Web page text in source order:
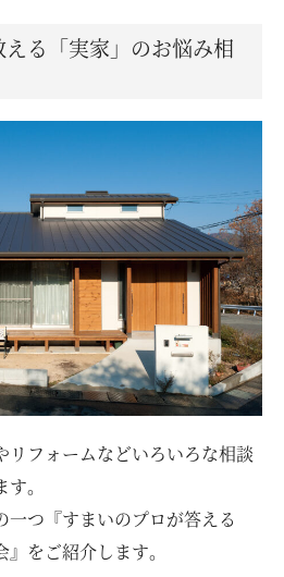
）
る「実家」のお悩み相
リフォームなどいろいろな相談
。
一つ『すまいのプロが答える
』をご紹介します。